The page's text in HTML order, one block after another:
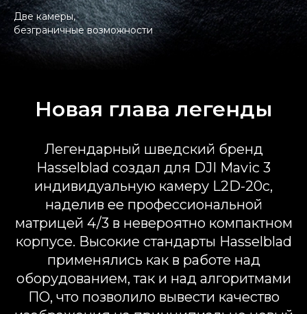
Две камеры,
безграничные возможности
Новая глава легенды
Легендарный шведский бренд
Hasselblad создал для DJI Mavic 3
индивидуальную камеру L2D-20c,
наделив ее профессиональной
матрицей 4/3 в невероятно компактном
корпусе. Высокие стандарты Hasselblad
применялись как в работе над
оборудованием, так и над алгоритмами
ПО, что позволило вывести качество